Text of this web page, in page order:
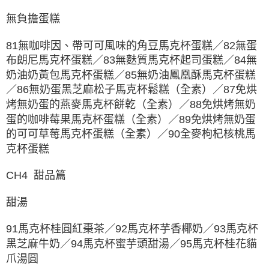
無負擔蛋糕
81無咖啡因、帶可可風味的角豆馬克杯蛋糕／82無蛋
布朗尼馬克杯蛋糕／83無麩質馬克杯起司蛋糕／84無
奶油奶黃包馬克杯蛋糕／85無奶油鳳凰酥馬克杯蛋糕
／86無奶蛋黑芝麻松子馬克杯鬆糕（全素）／87免烘
烤無奶蛋的燕麥馬克杯餅乾（全素）／88免烘烤無奶
蛋的咖啡莓果馬克杯蛋糕（全素）／89免烘烤無奶蛋
的可可草莓馬克杯蛋糕（全素）／90全麥枸杞核桃馬
克杯蛋糕
CH4 甜品篇
甜湯
91馬克杯桂圓紅棗茶／92馬克杯芋香椰奶／93馬克杯
黑芝麻牛奶／94馬克杯蜜芋頭甜湯／95馬克杯桂花貓
爪湯圓